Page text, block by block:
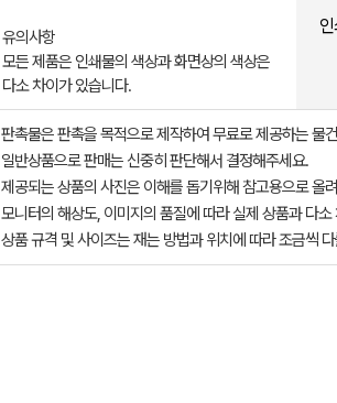
유의사항
모든 제품은 인쇄물의 색상과 화면상의 색상은
다소 차이가 있습니다.
판촉물은 판촉을 목적으로 제작하여 무료로 제공하는 물
일반상품으로 판매는 신중히 판단해서 결정해주세요.
제공되는 상품의 사진은 이해를 돕기위해 참고용으로 올
모니터의 해상도, 이미지의 품질에 따라 실제 상품과 다
상품 규격 및 사이즈는 재는 방법과 위치에 따라 조금씩